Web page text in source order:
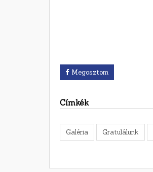
Megosztom
Címkék
Galéria Gratulálunk